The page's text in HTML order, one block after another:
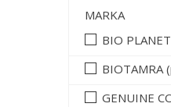
MARKA
BIO PLANET